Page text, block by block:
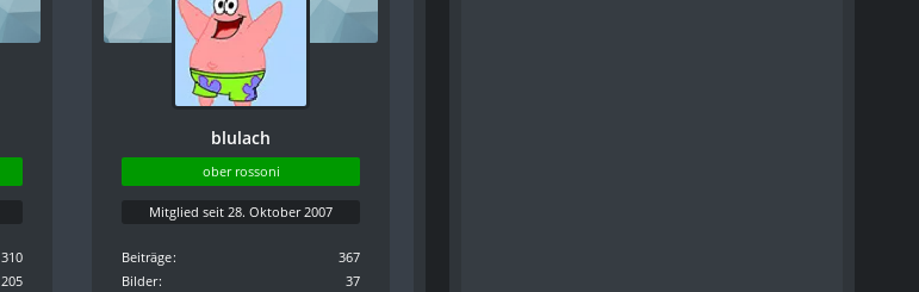
310
205
blulach
ober rossoni
Mitglied seit 28. Oktober 2007
Beiträge
367
Bilder
37